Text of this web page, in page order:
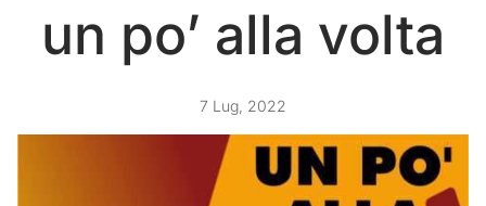
un po’ alla volta
7 Lug, 2022